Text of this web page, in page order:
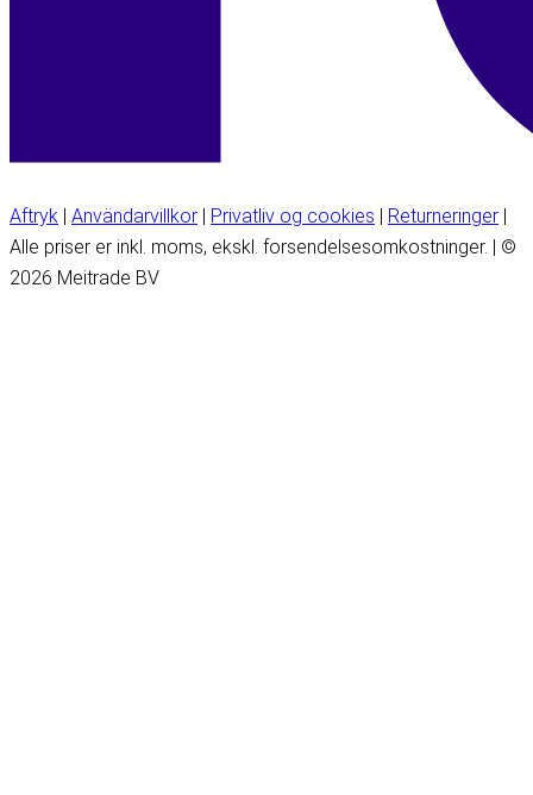
Aftryk | Användarvillkor | Privatliv og cookies | Returneringer |
Alle priser er inkl. moms, ekskl. forsendelsesomkostninger. | ©
2026 Meitrade BV